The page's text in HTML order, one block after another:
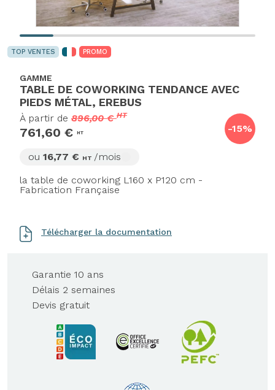
TOP VENTES PROMO
GAMME
TABLE DE COWORKING TENDANCE AVEC
PIEDS MÉTAL, EREBUS
-15%
À partir de 896,00 €HT
761,60 € HT
ou 16,77 € HT /mois
la table de coworking L160 x P120 cm -
Fabrication Française
Télécharger la documentation
Garantie 10 ans
Délais 2 semaines
Devis gratuit